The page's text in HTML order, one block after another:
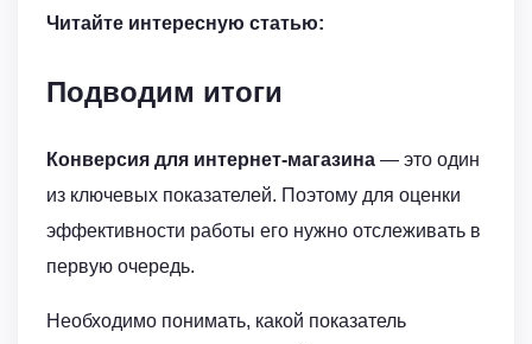
Читайте интересную статью:
Подводим итоги
Конверсия для интернет-магазина — это один
из ключевых показателей. Поэтому для оценки
эффективности работы его нужно отслеживать в
первую очередь.
Необходимо понимать, какой показатель